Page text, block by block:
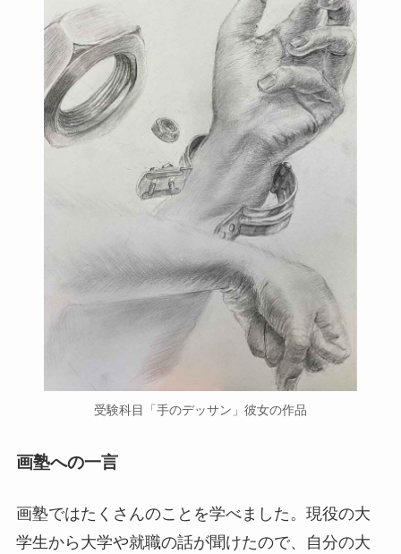
受験科目「手のデッサン」彼女の作品
画塾への一言
画塾ではたくさんのことを学べました。現役の大
学生から大学や就職の話が聞けたので、自分の大